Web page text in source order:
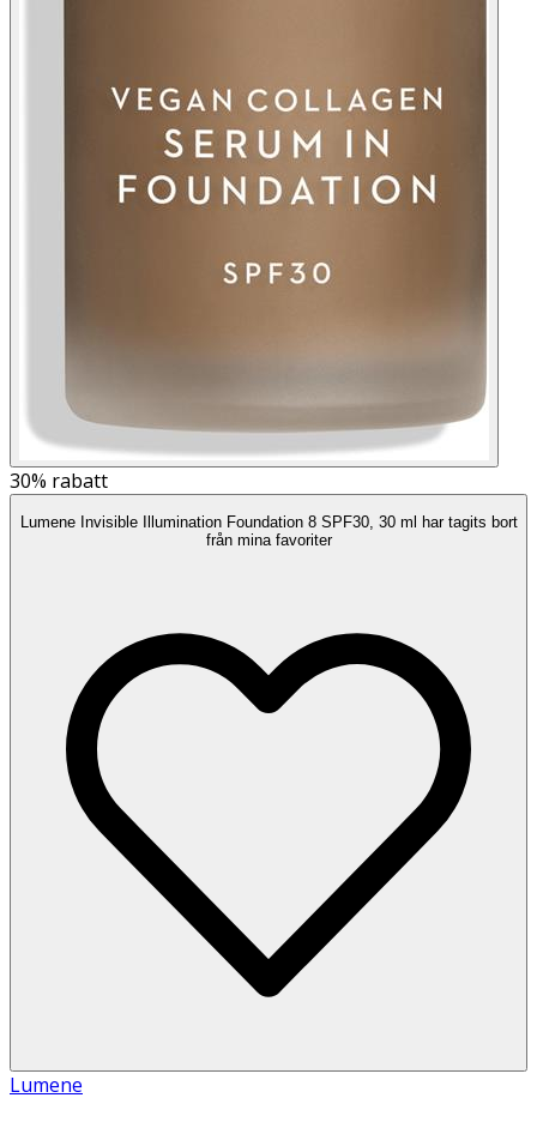
30% rabatt
Lumene Invisible Illumination Foundation 8 SPF30, 30 ml har tagits bort
från mina favoriter
Lumene